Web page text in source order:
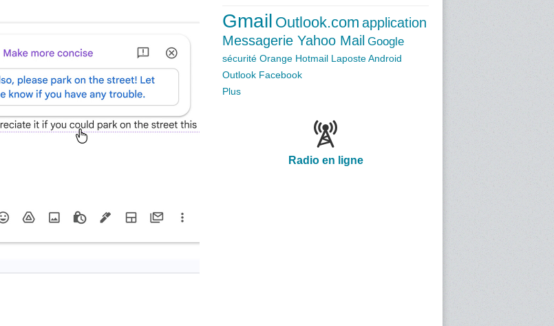
Gmail Outlook.com application
Messagerie Yahoo Mail Google
sécurité Orange Hotmail LaposteAndroid
Outlook Facebook
Plus
Radio en ligne